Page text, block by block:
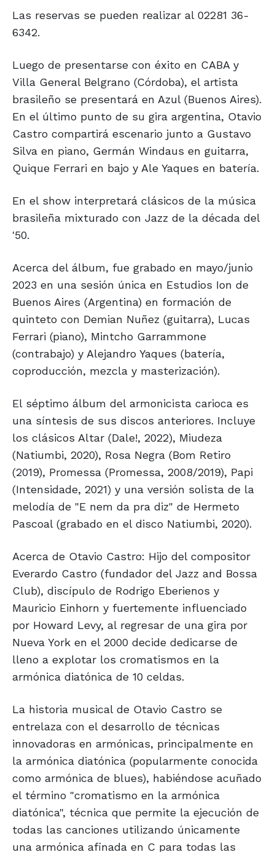
Las reservas se pueden realizar al 02281 36-
6342.
Luego de presentarse con éxito en CABA y
Villa General Belgrano (Córdoba), el artista
brasileño se presentará en Azul (Buenos Aires).
En el último punto de su gira argentina, Otavio
Castro compartirá escenario junto a Gustavo
Silva en piano, Germán Windaus en guitarra,
Quique Ferrari en bajo y Ale Yaques en batería.
En el show interpretará clásicos de la música
brasileña mixturado con Jazz de la década del
'50.
Acerca del álbum, fue grabado en mayo/junio
2023 en una sesión única en Estudios Ion de
Buenos Aires (Argentina) en formación de
quinteto con Demian Nuñez (guitarra), Lucas
Ferrari (piano), Mintcho Garrammone
(contrabajo) y Alejandro Yaques (batería,
coproducción, mezcla y masterización).
El séptimo álbum del armonicista carioca es
una síntesis de sus discos anteriores. Incluye
los clásicos Altar (Dale!, 2022), Miudeza
(Natiumbi, 2020), Rosa Negra (Bom Retiro
(2019), Promessa (Promessa, 2008/2019), Papi
(Intensidade, 2021) y una versión solista de la
melodía de "E nem da pra diz" de Hermeto
Pascoal (grabado en el disco Natiumbi, 2020).
Acerca de Otavio Castro: Hijo del compositor
Everardo Castro (fundador del Jazz and Bossa
Club), discípulo de Rodrigo Eberienos y
Mauricio Einhorn y fuertemente influenciado
por Howard Levy, al regresar de una gira por
Nueva York en el 2000 decide dedicarse de
lleno a explotar los cromatismos en la
armónica diatónica de 10 celdas.
La historia musical de Otavio Castro se
entrelaza con el desarrollo de técnicas
innovadoras en armónicas, principalmente en
la armónica diatónica (popularmente conocida
como armónica de blues), habiéndose acuñado
el término "cromatismo en la armónica
diatónica", técnica que permite la ejecución de
todas las canciones utilizando únicamente
una armónica afinada en C para todas las